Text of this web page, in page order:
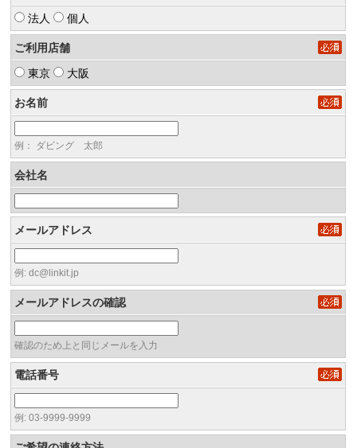
法人 個人
ご利用店舗
東京 大阪
お名前
例： ダビング 太郎
会社名
メールアドレス
例: dc@linkit.jp
メールアドレスの確認
確認のため上と同じメールを入力
電話番号
例: 03-9999-9999